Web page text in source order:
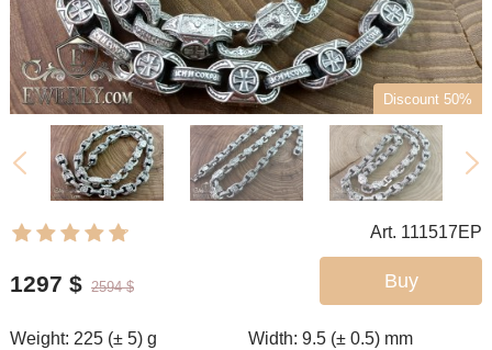
Discount 50%
Art. 111517EP
Buy
1297 $ 2594 $
Weight: 225 (± 5) g Width:9.5 (± 0.5) mm